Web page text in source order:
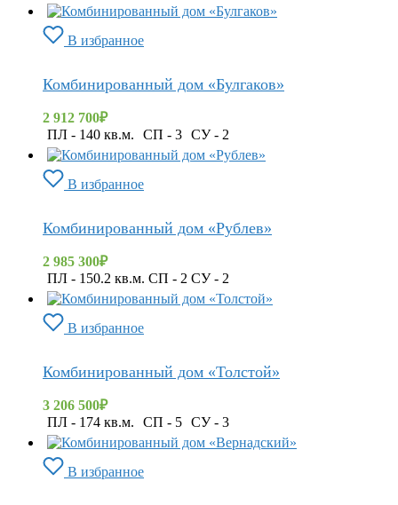
В избранное
Комбинированный дом «Булгаков»
2 912 700₽
ПЛ - 140 кв.м.
СП - 3 СУ - 2
В избранное
Комбинированный дом «Рублев»
2 985 300₽
ПЛ - 150.2 кв.м. СП - 2 СУ - 2
В избранное
Комбинированный дом «Толстой»
3 206 500₽
ПЛ - 174 кв.м.
СП - 5 СУ - 3
В избранное